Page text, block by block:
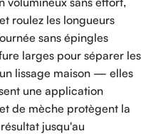
roulez les longueurs
sans épingles
larges pour séparer les
lissage maison — elles
une application
de mèche protègent la
jusqu'au